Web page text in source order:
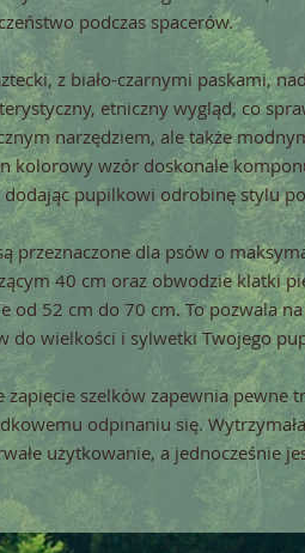
podczas spacerów.
z biało-czarnymi paskami,
etniczny wygląd, co
narzędziem, ale także
kolorowy wzór doskonale
dodając pupilkowi odrobinę stylu
przeznaczone dla psów o
40 cm oraz obwodzie klatki
od 52 cm do 70 cm. To pozwala
do wielkości i sylwetki Twojego
zapięcie szelków zapewnia pewne
odpinaniu się.
użytkowanie, a jednocześnie